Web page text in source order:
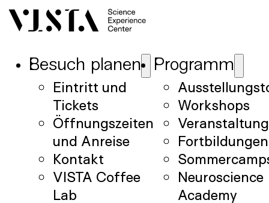
Besuch planen
Eintritt und
Tickets
Öffnungszeiten
und Anreise
Kontakt
VISTA Coffee
Lab
Programm
Workshops
Fortbildungen
Neuroscience
Academy